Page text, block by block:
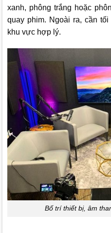
xanh, phông trắng hoặc
quay phim. Ngoài ra, cần
khu vực hợp lý.
Bố trí thiết bị, âm